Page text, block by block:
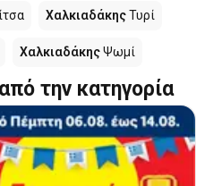
ΧαλκιαδάκηςΤυρί
ΧαλκιαδάκηςΨωμί
την κατηγορία